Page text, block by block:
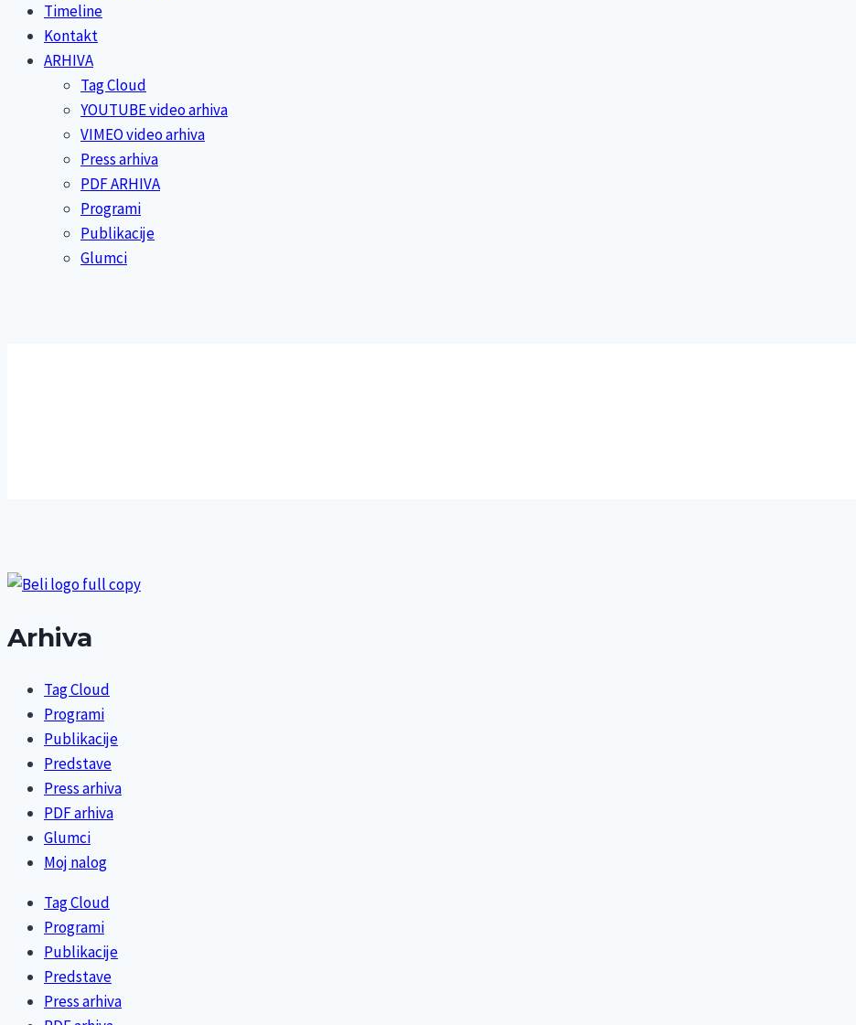
Timeline
Kontakt
ARHIVA
Tag Cloud
YOUTUBE video arhiva
VIMEO video arhiva
Press arhiva
PDF ARHIVA
Programi
Publikacije
Glumci
Arhiva
Tag Cloud
Programi
Publikacije
Predstave
Press arhiva
PDF arhiva
Glumci
Moj nalog
Tag Cloud
Programi
Publikacije
Predstave
Press arhiva